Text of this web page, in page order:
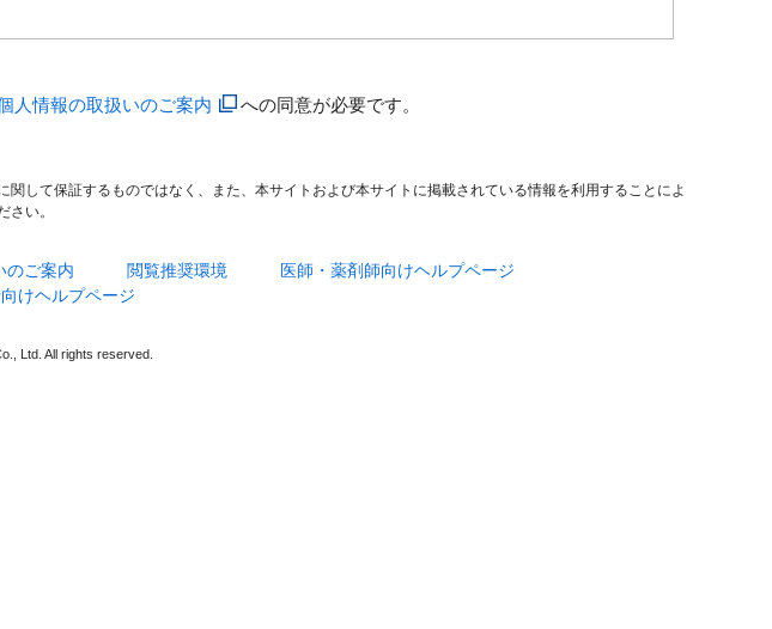
人情報の取扱いのご案内 への同意が必要です。
して保証するものではなく、また、本サイトおよび本サイトに掲載されている情報を利用することによ
い。
のご案内 閲覧推奨環境
医師・薬剤師向けヘルプページ
けヘルプページ
Ltd. All rights reserved.